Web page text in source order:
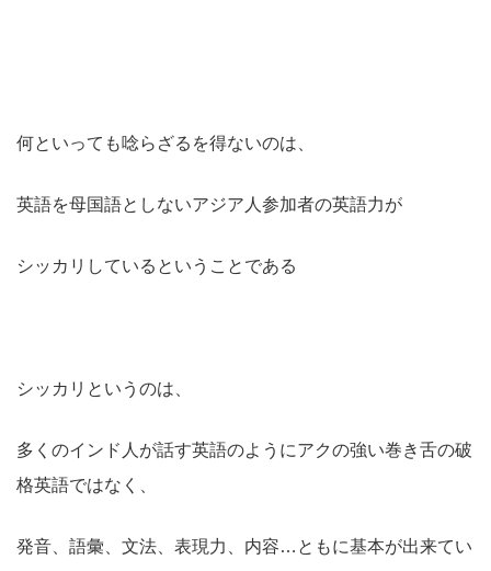
何といっても唸らざるを得ないのは、
英語を母国語としないアジア人参加者の英語力が
シッカリしているということである
シッカリというのは、
多くのインド人が話す英語のようにアクの強い巻き舌の破
格英語ではなく、
発音、語彙、文法、表現力、内容…ともに基本が出来てい